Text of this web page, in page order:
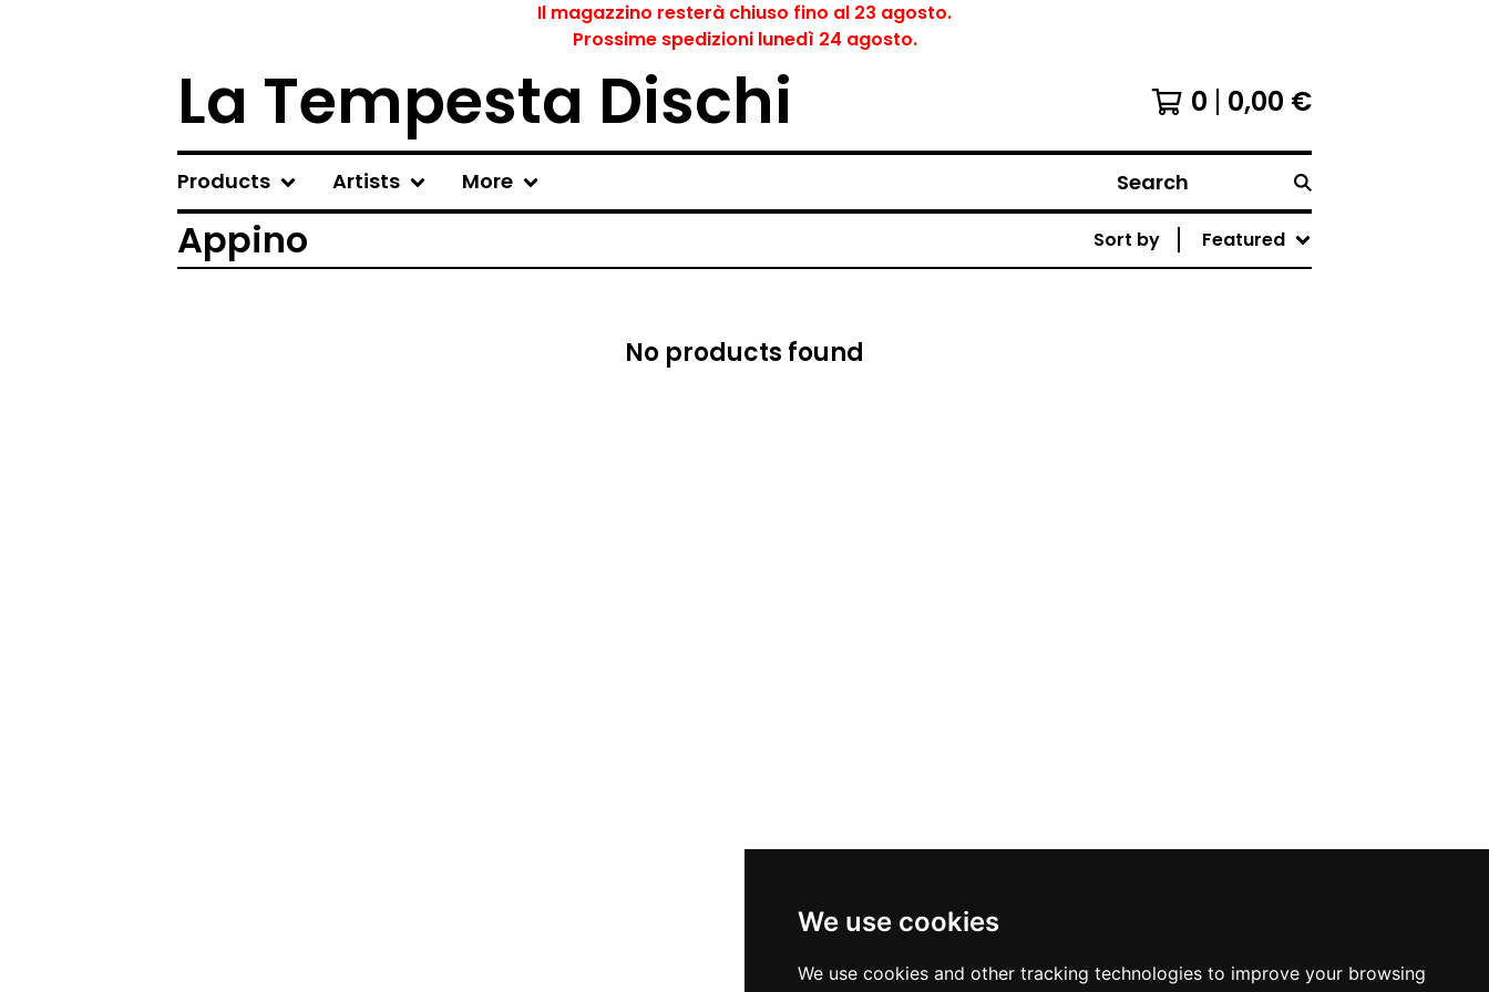
We use cookies
We use cookies and other tracking technologies to improve your browsing
Il magazzino resterà chiuso fino al 23 agosto.
Prossime spedizioni lunedì 24 agosto.
La Tempesta Dischi 0 0,00 €
Products Artists More Search
Appino Sort by Featured
No products found